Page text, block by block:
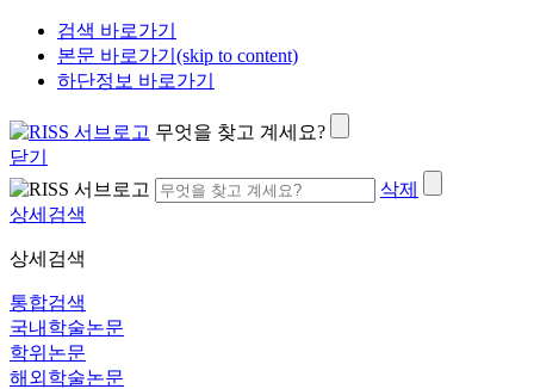
검색 바로가기
본문 바로가기(skip to content)
하단정보 바로가기
무엇을 찾고 계세요?
닫기
삭제
상세검색
상세검색
통합검색
국내학술논문
학위논문
해외학술논문